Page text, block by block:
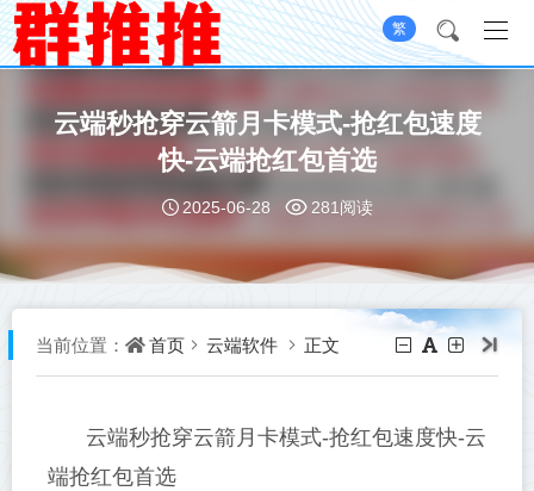
繁
云端秒抢穿云箭月卡模式-抢红包速度
快-云端抢红包首选
2025-06-28 281阅读
当前位置： 首页 云端软件 正文
云端秒抢穿云箭月卡模式-抢红包速度快-云
端抢红包首选